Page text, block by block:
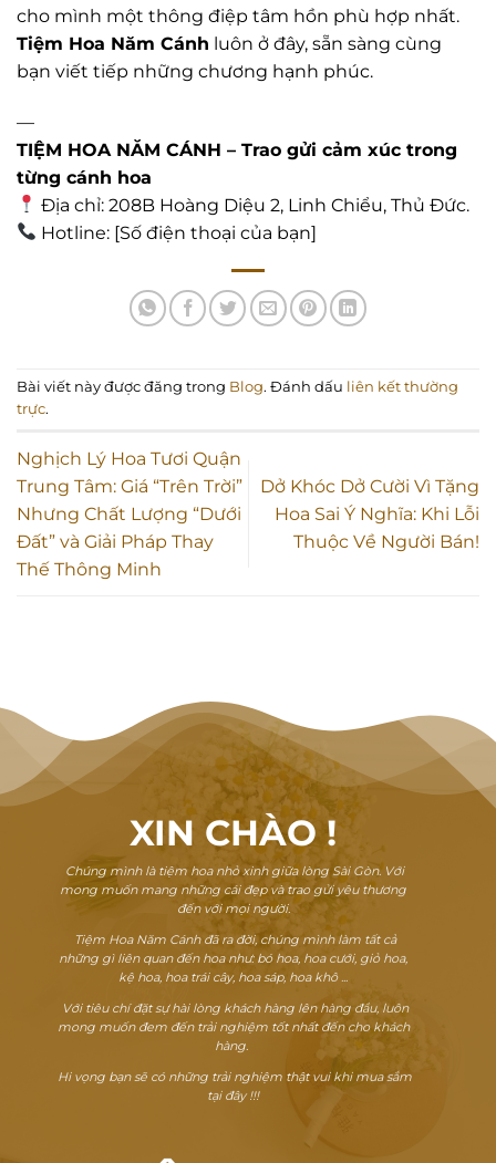
cho mình một thông điệp tâm hồn phù hợp nhất.
Tiệm Hoa Năm Cánh luôn ở đây, sẵn sàng cùng
bạn viết tiếp những chương hạnh phúc.
—
TIỆM HOA NĂM CÁNH – Trao gửi cảm xúc trong
từng cánh hoa
Địa chỉ: 208B Hoàng Diệu 2, Linh Chiểu, Thủ Đức.
Hotline: [Số điện thoại của bạn]
Bài viết này được đăng trong Blog. Đánh dấu liên kết thường
trực.
Nghịch Lý Hoa Tươi Quận
Trung Tâm: Giá “Trên Trời”
Nhưng Chất Lượng “Dưới
Đất” và Giải Pháp Thay
Thế Thông Minh
Dở Khóc Dở Cười Vì Tặng
Hoa Sai Ý Nghĩa: Khi Lỗi
Thuộc Về Người Bán!
XIN CHÀO!
Chúng mình là tiệm hoa nhỏ xinh giữa lòng Sài Gòn. Với
mong muốn mang những cái đẹp và trao gửi yêu thương
đến với mọi người.
Tiệm Hoa Năm Cánh đã ra đời, chúng mình làm tất cả
những gì liên quan đến hoa như: bó hoa, hoa cưới, giỏ hoa,
kệ hoa, hoa trái cây, hoa sáp, hoa khô ...
Với tiêu chí đặt sự hài lòng khách hàng lên hàng đầu, luôn
mong muốn đem đến trải nghiệm tốt nhất đến cho khách
hàng.
Hi vọng bạn sẽ có những trải nghiệm thật vui khi mua sắm
tại đây !!!